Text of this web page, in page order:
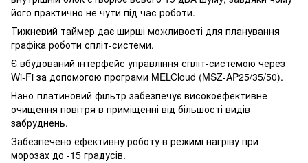
його практично не чути під час роботи.
Тижневий таймер дає ширші можливості для планування
графіка роботи спліт-системи.
Є вбудований інтерфейс управління спліт-системою через
Wi-Fi за допомогою програми MELCloud (MSZ-AP25/35/50).
Нано-платиновий фільтр забезпечує високоефективне
очищення повітря в приміщенні від більшості видів
забруднень.
Забезпечено ефективну роботу в режимі нагріву при
морозах до -15 градусів.